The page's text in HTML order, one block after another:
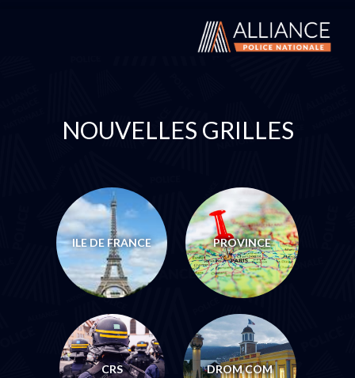
NOUVELLES GRILLES
ILE DE FRANCE PROVINCE
CRS DROM COM